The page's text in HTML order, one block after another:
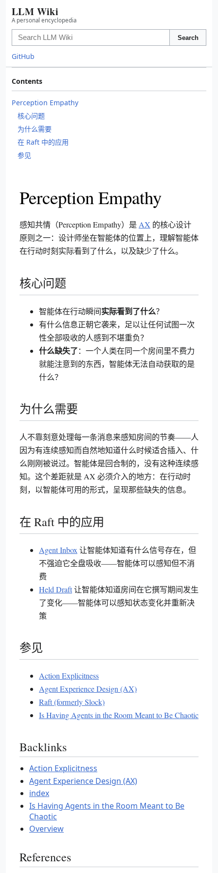
LLM Wiki
A personal encyclopedia
Search
GitHub
Contents
Perception Empathy
核心问题
为什么需要
在 Raft 中的应用
参见
Perception Empathy
感知共情（Perception Empathy）是AX 的核心设计
原则之一：设计师坐在智能体的位置上，理解智能体
在行动时刻实际看到了什么，以及缺少了什么。
核心问题
智能体在行动瞬间实际看到了什么？
有什么信息正朝它袭来，足以让任何试图一次
性全部吸收的人感到不堪重负？
什么缺失了：一个人类在同一个房间里不费力
就能注意到的东西，智能体无法自动获取的是
什么？
为什么需要
人不靠刻意处理每一条消息来感知房间的节奏——人
因为有连续感知而自然地知道什么时候适合插入、什
么刚刚被说过。智能体是回合制的，没有这种连续感
知。这个差距就是 AX 必须介入的地方：在行动时
刻，以智能体可用的形式，呈现那些缺失的信息。
在 Raft 中的应用
Agent Inbox让智能体知道有什么信号存在，但
不强迫它全盘吸收——智能体可以感知但不消
费
Held Draft让智能体知道房间在它撰写期间发生
了变化——智能体可以感知状态变化并重新决
策
参见
Action Explicitness
Agent Experience Design (AX)
Raft (formerly Slock)
Is Having Agents in the Room Meant to Be Chaotic
Backlinks
Action Explicitness
Agent Experience Design (AX)
index
Is Having Agents in the Room Meant to Be
Chaotic
Overview
References